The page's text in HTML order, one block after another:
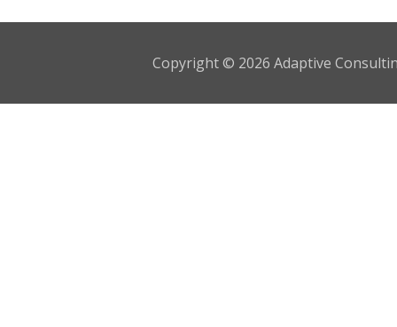
Copyright © 2026 Adaptive